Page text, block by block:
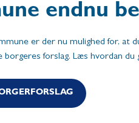
endnu
er der nu mulighed for,
forslag. Læs hvordan du